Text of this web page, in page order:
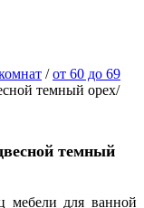
/от 60 до 69
темный орех/
темный
мебели для ванной